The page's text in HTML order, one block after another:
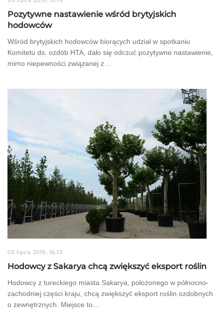
Pozytywne nastawienie wśród brytyjskich
hodowców
Wśród brytyjskich hodowców biorących udział w spotkaniu
Komitetu ds. ozdób HTA, dało się odczuć pozytywne nastawienie,
mimo niepewności związanej z…
05 lipca 2019, 16:13
Hodowcy z Sakarya chcą zwiększyć eksport roślin
Hodowcy z tureckiego miasta Sakarya, położonego w północno-
zachodniej części kraju, chcą zwiększyć eksport roślin ozdobnych
o zewnętrznych. Miejsce to…